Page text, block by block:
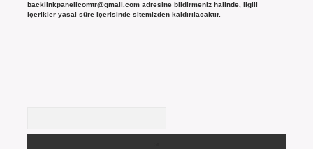
backlinkpanelicomtr@gmail.comadresine bildirmeniz halinde, ilgili
içerikler yasal süre içerisinde sitemizden kaldırılacaktır.